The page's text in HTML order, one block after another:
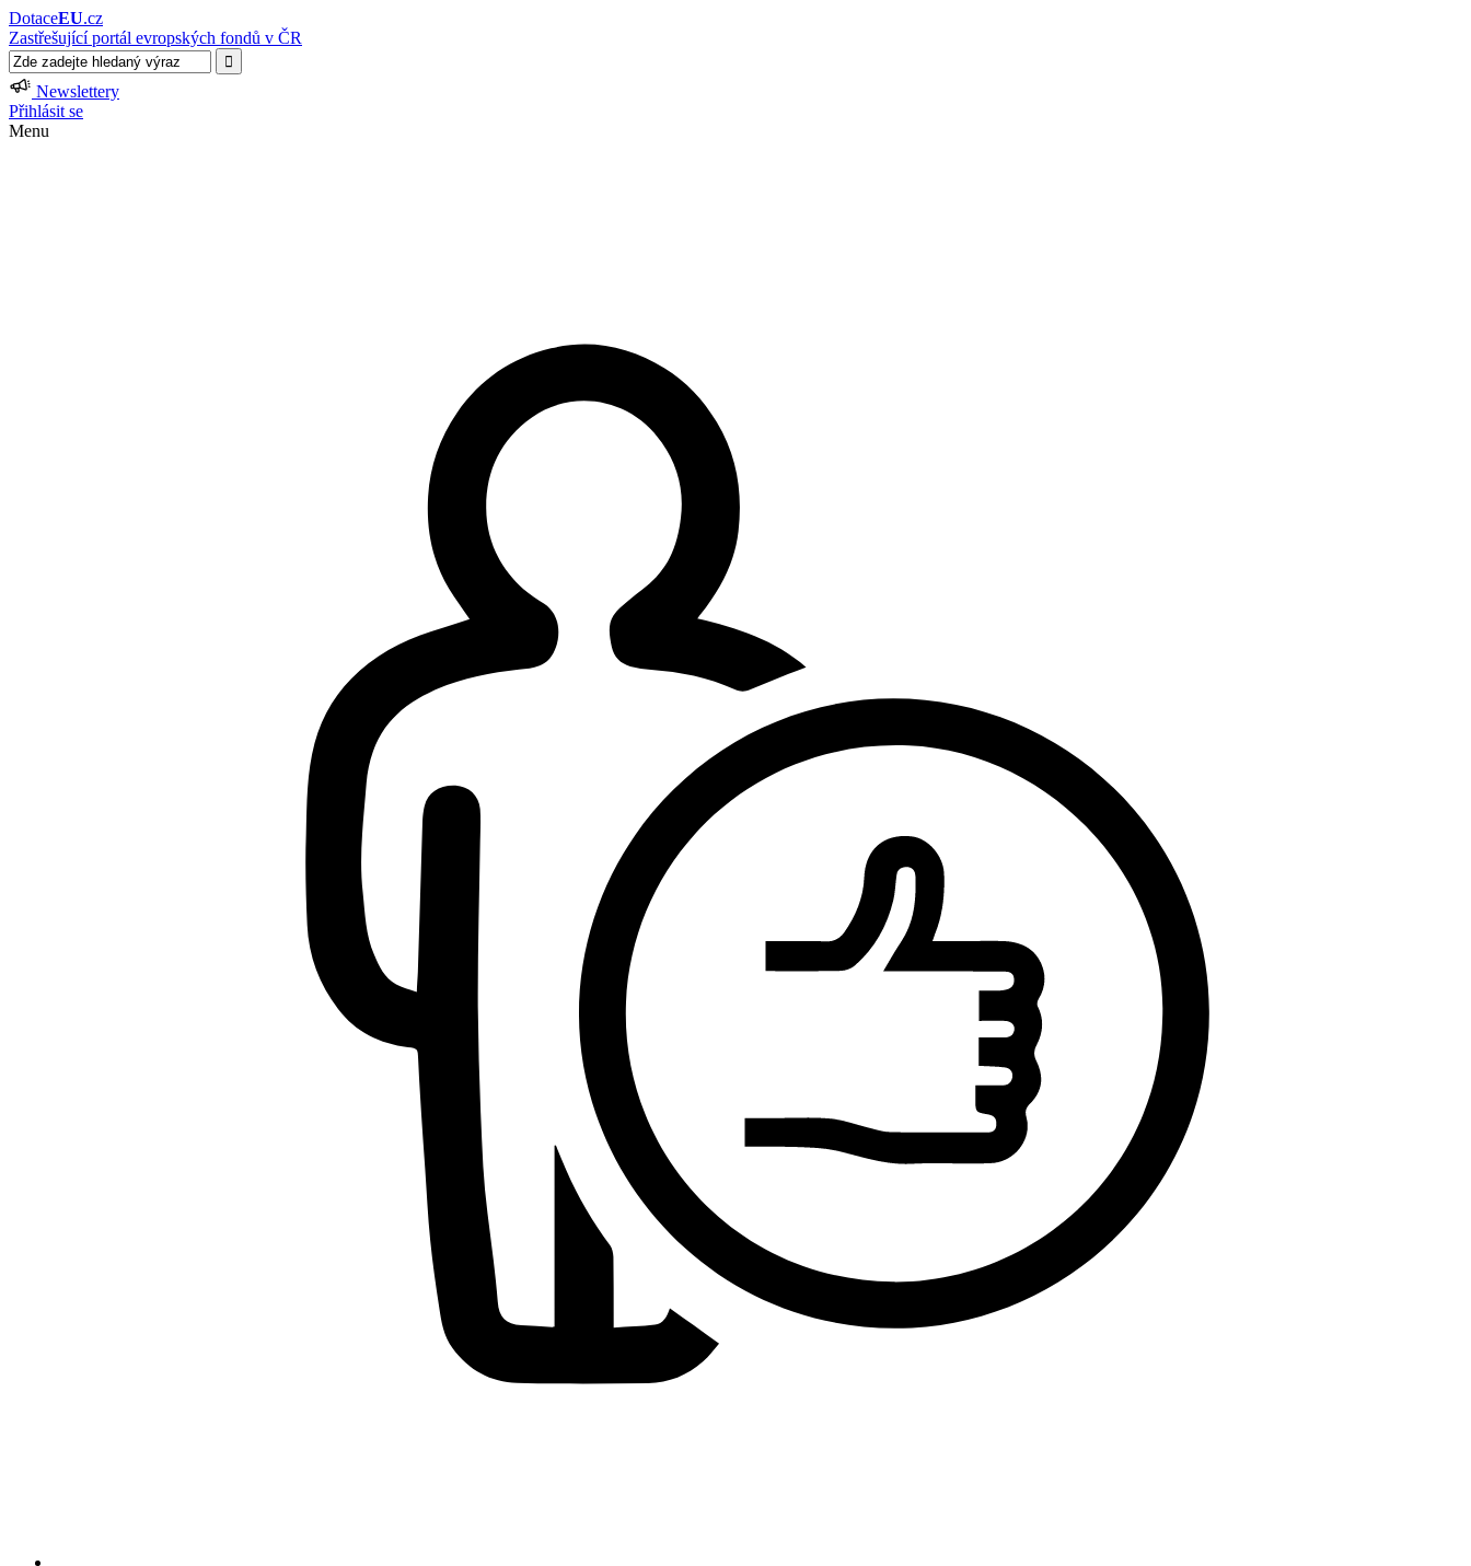
DotaceEU.cz
Zastřešující portál evropských fondů v ČR
Newslettery
Přihlásit se
Menu